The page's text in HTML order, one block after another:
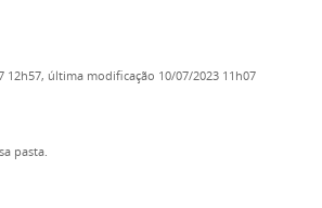
12h57, última modificação 10/07/2023 11h07
pasta.